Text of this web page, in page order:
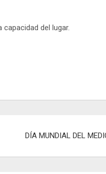
del lugar.
DÍA MUNDIAL DEL